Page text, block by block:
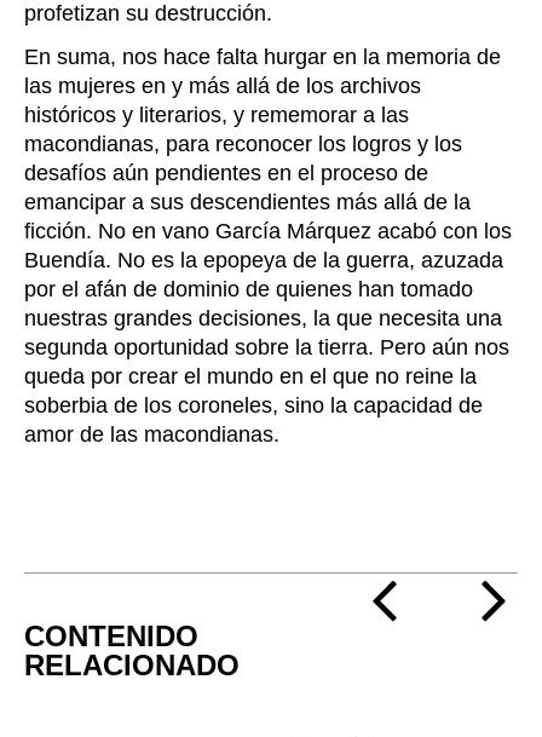
profetizan su destrucción.
En suma, nos hace falta hurgar en la memoria de
las mujeres en y más allá de los archivos
históricos y literarios, y rememorar a las
macondianas, para reconocer los logros y los
desafíos aún pendientes en el proceso de
emancipar a sus descendientes más allá de la
ficción. No en vano García Márquez acabó con los
Buendía. No es la epopeya de la guerra, azuzada
por el afán de dominio de quienes han tomado
nuestras grandes decisiones, la que necesita una
segunda oportunidad sobre la tierra. Pero aún nos
queda por crear el mundo en el que no reine la
soberbia de los coroneles, sino la capacidad de
amor de las macondianas.
CONTENIDO
RELACIONADO